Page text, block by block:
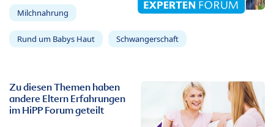
Milchnahrung
Rund um Babys Haut Schwangerschaft
Zu diesen Themen haben
andere Eltern Erfahrungen
im HiPP Forum geteilt